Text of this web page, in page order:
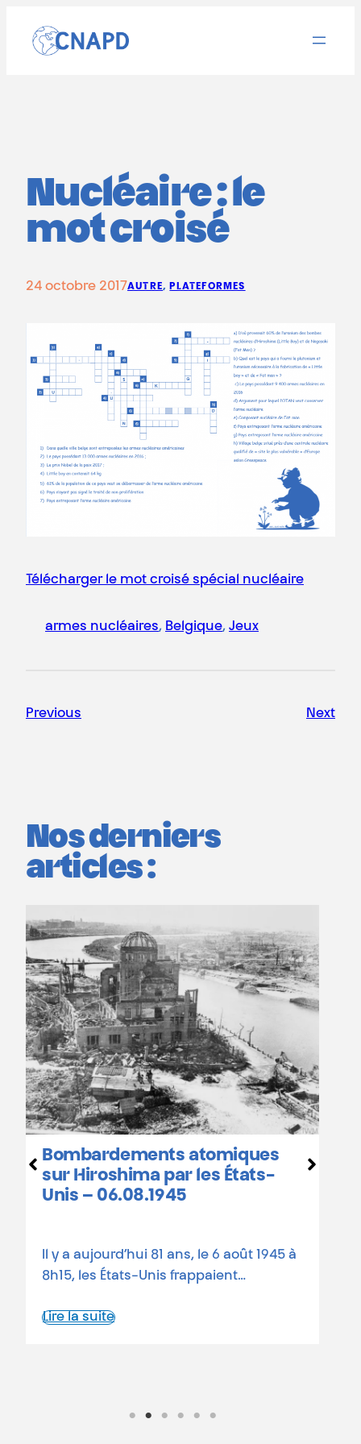
contenu
Nucléaire : le
mot croisé
24 octobre 2017AUTRE, PLATEFORMES
Télécharger le mot croisé spécial nucléaire
armes nucléaires, Belgique, Jeux
Previous Next
Nos derniers
articles :
atomiques
les États-
le 6 août 1945 à
Hiroshima et
calendrier des
commémorations en
81 ans depuis les
atomiques Le 6 août 1945,